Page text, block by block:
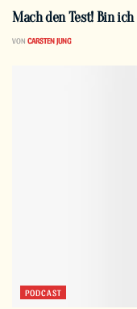
Mach den Test! Bin
VON CARSTEN JUNG
PODCAST